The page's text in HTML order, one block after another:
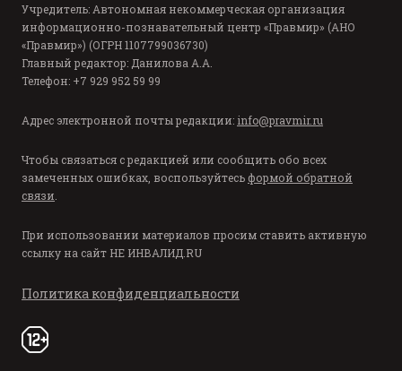
Учредитель: Автономная некоммерческая организация
информационно-познавательный центр «Правмир» (АНО
«Правмир») (ОГРН 1107799036730)
Главный редактор: Данилова А.А.
Телефон: +7 929 952 59 99
Адрес электронной почты редакции: info@pravmir.ru
Чтобы связаться с редакцией или сообщить обо всех
замеченных ошибках, воспользуйтесь формой обратной
связи
При использовании материалов просим ставить активную
ссылку на сайт НЕ ИНВАЛИД.RU
Политика конфиденциальности